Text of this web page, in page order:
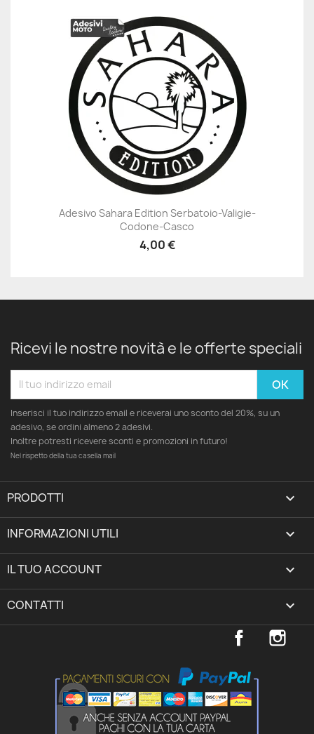
Adesivo Sahara Edition Serbatoio-Valigie-
Codone-Casco
4,00 €
Ricevi le nostre novità e le offerte speciali
Inserisci il tuo indirizzo email e riceverai uno sconto del 20%, su un
adesivo, se ordini almeno 2 adesivi.
Inoltre potresti ricevere sconti e promozioni in futuro!
Nel rispetto della tua casella mail
PRODOTTI 
INFORMAZIONI UTILI 
IL TUO ACCOUNT expand_more
CONTATTI keyboard_arrow_down
Facebook